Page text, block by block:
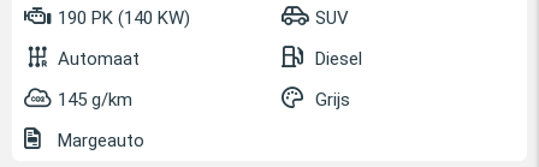
190 PK (140 KW)
SUV
Automaat
Diesel
145 g/km
Grijs
Margeauto